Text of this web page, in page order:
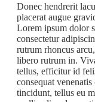
Donec hendrerit
placerat augue
Lorem ipsum dolor
consectetur
rutrum rhoncus
libero rutrum in.
tellus, efficitur id
consequat
tincidunt, tellus eu